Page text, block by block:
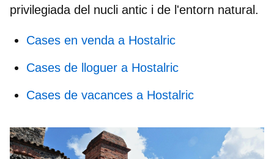
privilegiada del nucli antic i de l'entorn natural.
Cases en venda a Hostalric
Cases de lloguer a Hostalric
Cases de vacances a Hostalric